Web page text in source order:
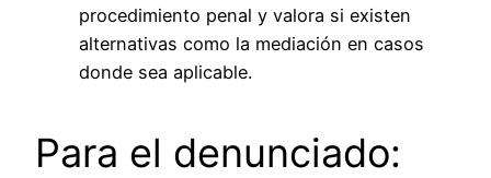
procedimiento penal y valora si existen
alternativas como la mediación en casos
donde sea aplicable.
Para el denunciado: